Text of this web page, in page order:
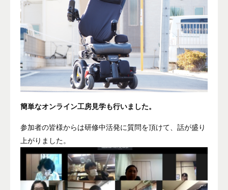
簡単なオンライン工房見学も行いました。
参加者の皆様からは研修中活発に質問を頂けて、話が盛り
上がりました。